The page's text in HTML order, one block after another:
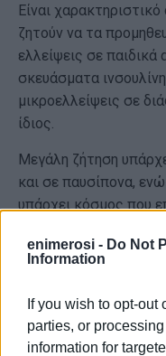
enimerosi - Do Not
Information
If you wish to opt-out
parties, or
information for
Είναι
ζητούν να τα
ελλείψεις σε παιδικά
σκευάσματα
μικροελλείψεις σε
ίδιος.
Μεγάλη ζήτηση
και σε παυσίπονα,
υπάρχει κόσμος που
προκειμένου να
του στο Κέντρο
επισήμανε ότι
σπεύδουν έστω και
γρίπης.